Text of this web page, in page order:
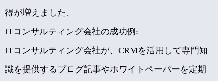
得が増えました。
ITコンサルティング会社の成功例:
ITコンサルティング会社が、CRMを活用して専門知
識を提供するブログ記事やホワイトペーパーを定期